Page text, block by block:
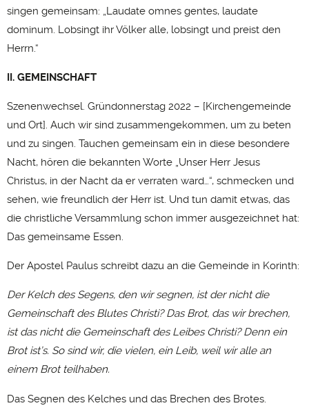
singen gemeinsam: „Laudate omnes gentes, laudate
dominum. Lobsingt ihr Völker alle, lobsingt und preist den
Herrn.“
II. GEMEINSCHAFT
Szenenwechsel. Gründonnerstag 2022 – [Kirchengemeinde
und Ort]. Auch wir sind zusammengekommen, um zu beten
und zu singen. Tauchen gemeinsam ein in diese besondere
Nacht, hören die bekannten Worte „Unser Herr Jesus
Christus, in der Nacht da er verraten ward…“, schmecken und
sehen, wie freundlich der Herr ist. Und tun damit etwas, das
die christliche Versammlung schon immer ausgezeichnet hat:
Das gemeinsame Essen.
Der Apostel Paulus schreibt dazu an die Gemeinde in Korinth:
Der Kelch des Segens, den wir segnen, ist der nicht die
Gemeinschaft des Blutes Christi? Das Brot, das wir brechen,
ist das nicht die Gemeinschaft des Leibes Christi? Denn ein
Brot ist’s. So sind wir, die vielen, ein Leib, weil wir alle an
einem Brot teilhaben.
Das Segnen des Kelches und das Brechen des Brotes.